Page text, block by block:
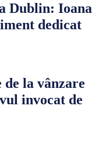
Dublin: Ioana
dedicat
la vânzare
invocat de